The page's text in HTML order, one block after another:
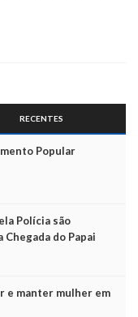
RECENTES
Popular
Polícia são
do Papai
e manter mulher em